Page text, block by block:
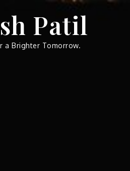
Patil
a Brighter Tomorrow.